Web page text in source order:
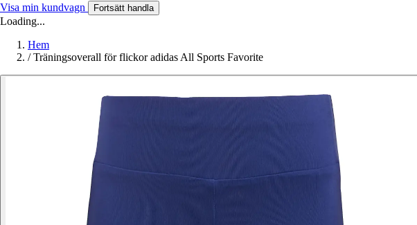
Visa min kundvagn Fortsätt handla
Loading...
Hem
/ Träningsoverall för flickor adidas All Sports Favorite